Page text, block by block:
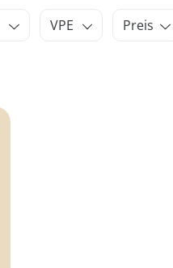
VPE Preis